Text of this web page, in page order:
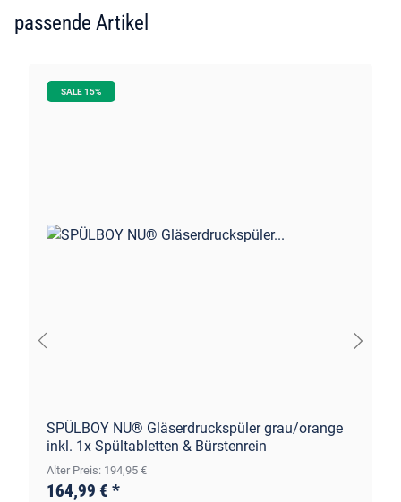
passende Artikel
SALE 15%
SPÜLBOY NU® Gläserdruckspüler grau/orange
inkl. 1x Spültabletten & Bürstenrein
Alter Preis: 194,95 €
164,99 € *